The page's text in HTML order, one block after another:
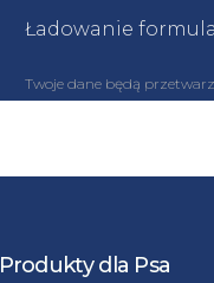
Ładowanie
Twoje dane będą
Produkty dla Psa